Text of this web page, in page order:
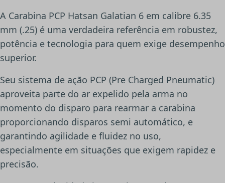
A Carabina PCP Hatsan Galatian 6 em calibre 6.35
mm (.25) é uma verdadeira referência em robustez,
potência e tecnologia para quem exige desempenho
superior.
Seu sistema de ação PCP (Pre Charged Pneumatic)
aproveita parte do ar expelido pela arma no
momento do disparo para rearmar a carabina
proporcionando disparos semi automático, e
garantindo agilidade e fluidez no uso,
especialmente em situações que exigem rapidez e
precisão.